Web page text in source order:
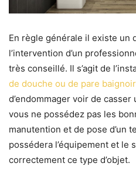
En règle générale il existe un
l’intervention d’un
très conseillé. Il s’agit de
de douche ou de pare
d’endommager voir de
vous ne possédez pas les
manutention et de pose d’un
possédera l’équipement et le
correctement ce type d’objet.